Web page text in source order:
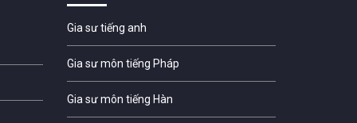
Gia sư tiếng anh
Gia sư môn tiếng Pháp
Gia sư môn tiếng Hàn